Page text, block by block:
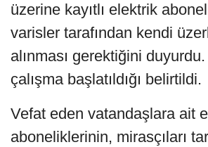
üzerine kayıtlı elektrik
varisler tarafından kendi
alınması gerektiğini
çalışma başlatıldığı belirtildi.
Vefat eden vatandaşlara ait
aboneliklerinin, mirasçıları